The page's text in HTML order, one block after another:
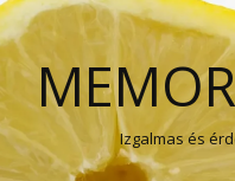
Izgalmas és